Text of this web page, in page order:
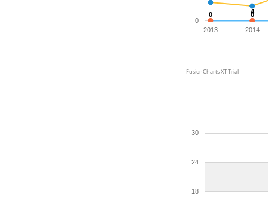
0
2013 2014
4
0 0
FusionCharts XT Trial
18
24
30